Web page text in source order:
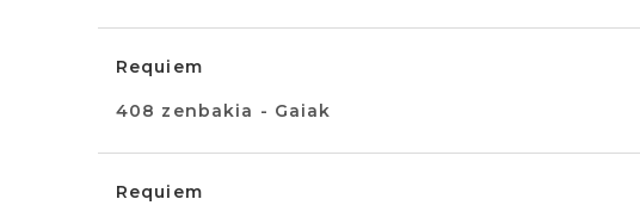
Requiem
408 zenbakia - Gaiak
Requiem